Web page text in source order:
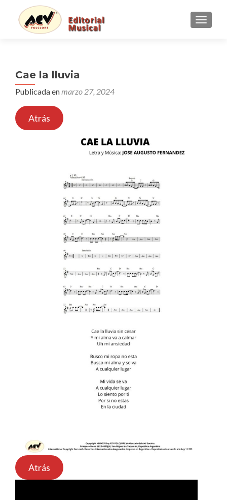
Cae la lluvia
Publicada enmarzo 27, 2024
Atrás
Atrás